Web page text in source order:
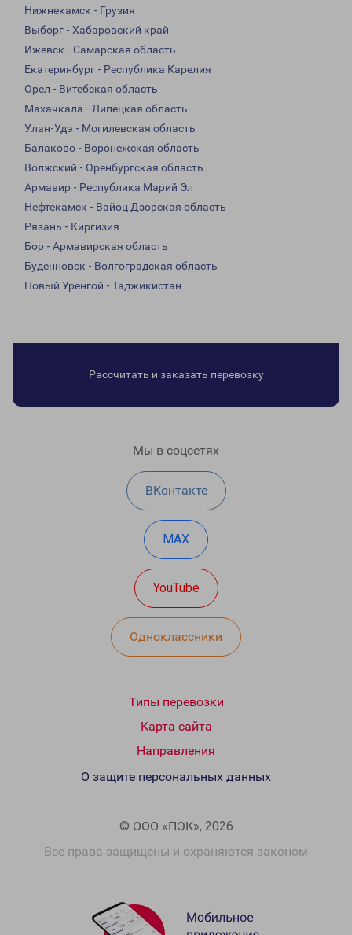
Нижнекамск - Грузия
Выборг - Хабаровский край
Ижевск - Самарская область
Екатеринбург - Республика Карелия
Орел - Витебская область
Махачкала - Липецкая область
Улан-Удэ - Могилевская область
Балаково - Воронежская область
Волжский - Оренбургская область
Армавир - Республика Марий Эл
Нефтекамск - Вайоц Дзорская область
Рязань - Киргизия
Бор - Армавирская область
Буденновск - Волгоградская область
Новый Уренгой - Таджикистан
Рассчитать и заказать перевозку
Мы в соцсетях
ВКонтакте
MAX
YouTube
Одноклассники
Типы перевозки
Карта сайта
Направления
© ООО «ПЭК», 2026
Все права защищены и охраняются законом
О защите персональных данных